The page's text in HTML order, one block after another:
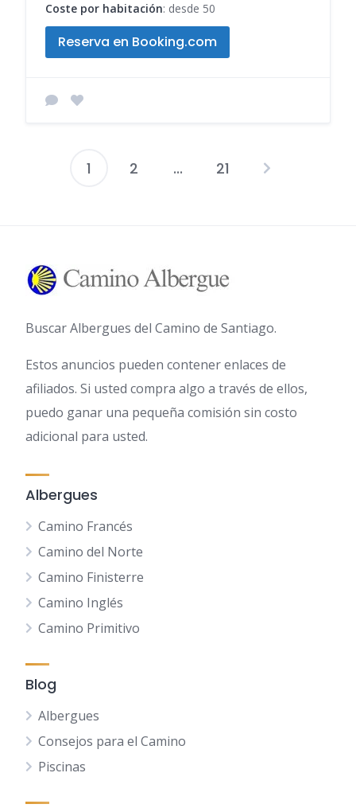
Coste por habitación: desde 50
Reserva en Booking.com
Paginación
1 2 ... 21
Buscar Albergues del Camino de Santiago.
Estos anuncios pueden contener enlaces de
afiliados. Si usted compra algo a través de ellos,
puedo ganar una pequeña comisión sin costo
adicional para usted.
Albergues
Camino Francés
Camino del Norte
Camino Finisterre
Camino Inglés
Camino Primitivo
Blog
Albergues
Consejos para el Camino
Piscinas